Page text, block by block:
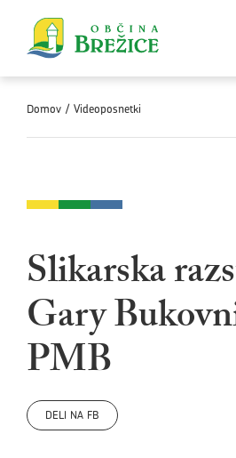
Domov / Videoposnetki
Slikarska
Gary
PMB
DELI NA FB